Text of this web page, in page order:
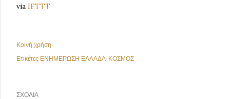
via IFTTT
Κοινή χρήση
Ετικέτες ΕΝΗΜΕΡΩΣΗ ΕΛΛΑΔΑ-ΚΟΣΜΟΣ
ΣΧΌΛΙΑ